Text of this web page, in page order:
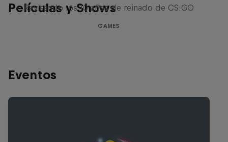
Películas y Shows
Revisando los 10 años de reinado de CS:GO
GAMES
Eventos